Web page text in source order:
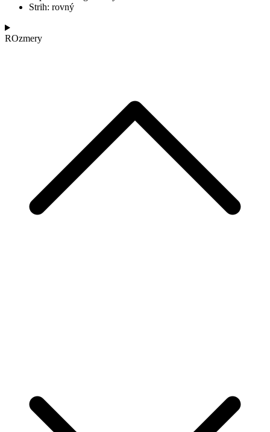
Strih: rovný
ROzmery